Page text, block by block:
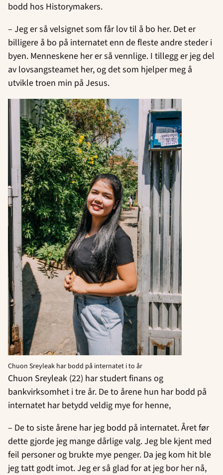
bodd hos Historymakers.
– Jeg er så velsignet som får lov til å bo her. Det er
billigere å bo på internatet enn de fleste andre steder i
byen. Menneskene her er så vennlige. I tillegg er jeg del
av lovsangsteamet her, og det som hjelper meg å
utvikle troen min på Jesus.
Chuon Sreyleak har bodd på internatet i to år
Chuon Sreyleak (22) har studert finans og
bankvirksomhet i tre år. De to årene hun har bodd på
internatet har betydd veldig mye for henne,
– De to siste årene har jeg bodd på internatet. Året før
dette gjorde jeg mange dårlige valg. Jeg ble kjent med
feil personer og brukte mye penger. Da jeg kom hit ble
jeg tatt godt imot. Jeg er så glad for at jeg bor her nå,